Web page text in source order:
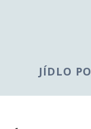
JÍDLO